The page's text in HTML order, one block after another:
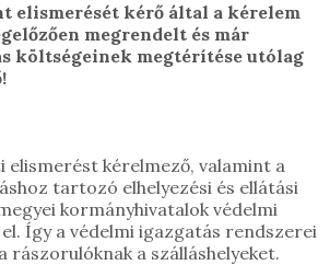
elismerését kérő által a kérelem
megrendelt és már
költségeinek megtérítése utólag
elismerést kérelmező, valamint a
tartozó elhelyezési és ellátási
kormányhivatalok védelmi
Így a védelmi igazgatás rendszerei
a szálláshelyeket.